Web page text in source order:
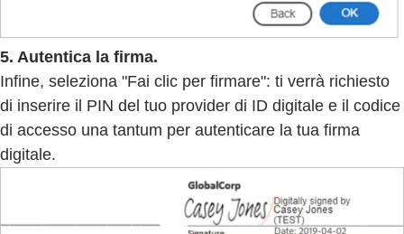
5. Autentica la firma.
Infine, seleziona "Fai clic per firmare": ti verrà richiesto
di inserire il PIN del tuo provider di ID digitale e il codice
di accesso una tantum per autenticare la tua firma
digitale.